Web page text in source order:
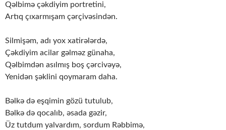
Qəlbimə çəkdiyim portretini,
Artıq çıxarmışam çərçivəsindən.
Silmişəm, adı yox xatirələrdə,
Çəkdiyim acilar gəlməz günaha,
Qəlbimdən asılmış boş çərcivəyə,
Yenidən şəklini qoymaram daha.
Bəlkə də eşqimin gözü tutulub,
Bəlkə də qocalıb, əsada gəzir,
Üz tutdum yalvardım, sordum Rəbbimə,